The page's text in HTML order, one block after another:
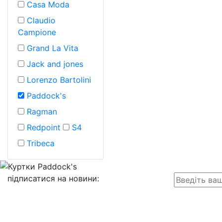
Casa Moda
Claudio
Campione
Grand La Vita
Jack and jones
Lorenzo Bartolini
Paddock's
Ragman
Redpoint
S4
Tribeca
підписатися на новини: